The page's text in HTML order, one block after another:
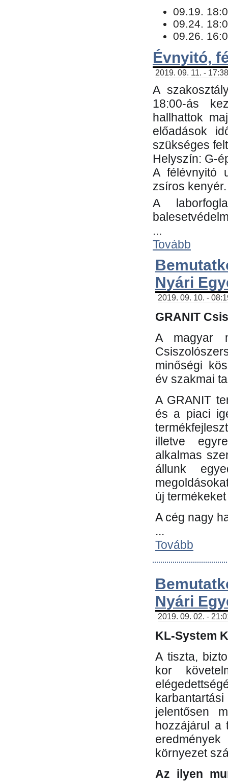
09.19.
09.24.
09.26.
Évnyitó,
2019. 09. 11. -
A
18:00-ás
hallhattok
előadások
szükséges
Helyszín: G-
A félévnyitó
zsíros kenyér.
A
...
Tovább
Nyári
2019. 09. 10. -
GRANIT
A magyar
minőségi
év szakmai
A GRANIT
és a piaci
illetve
alkalmas
állunk
új
A cég nagy
...
Tovább
Nyári
2019. 09. 02. -
KL-System
A tiszta,
kor
jelentősen
hozzájárul a
környezet
Az ilyen